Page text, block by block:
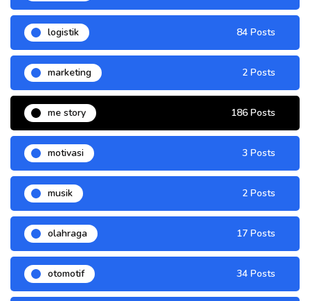
logistik 84 Posts
marketing 2 Posts
me story 186 Posts
motivasi 3 Posts
musik 2 Posts
olahraga 17 Posts
otomotif 34 Posts